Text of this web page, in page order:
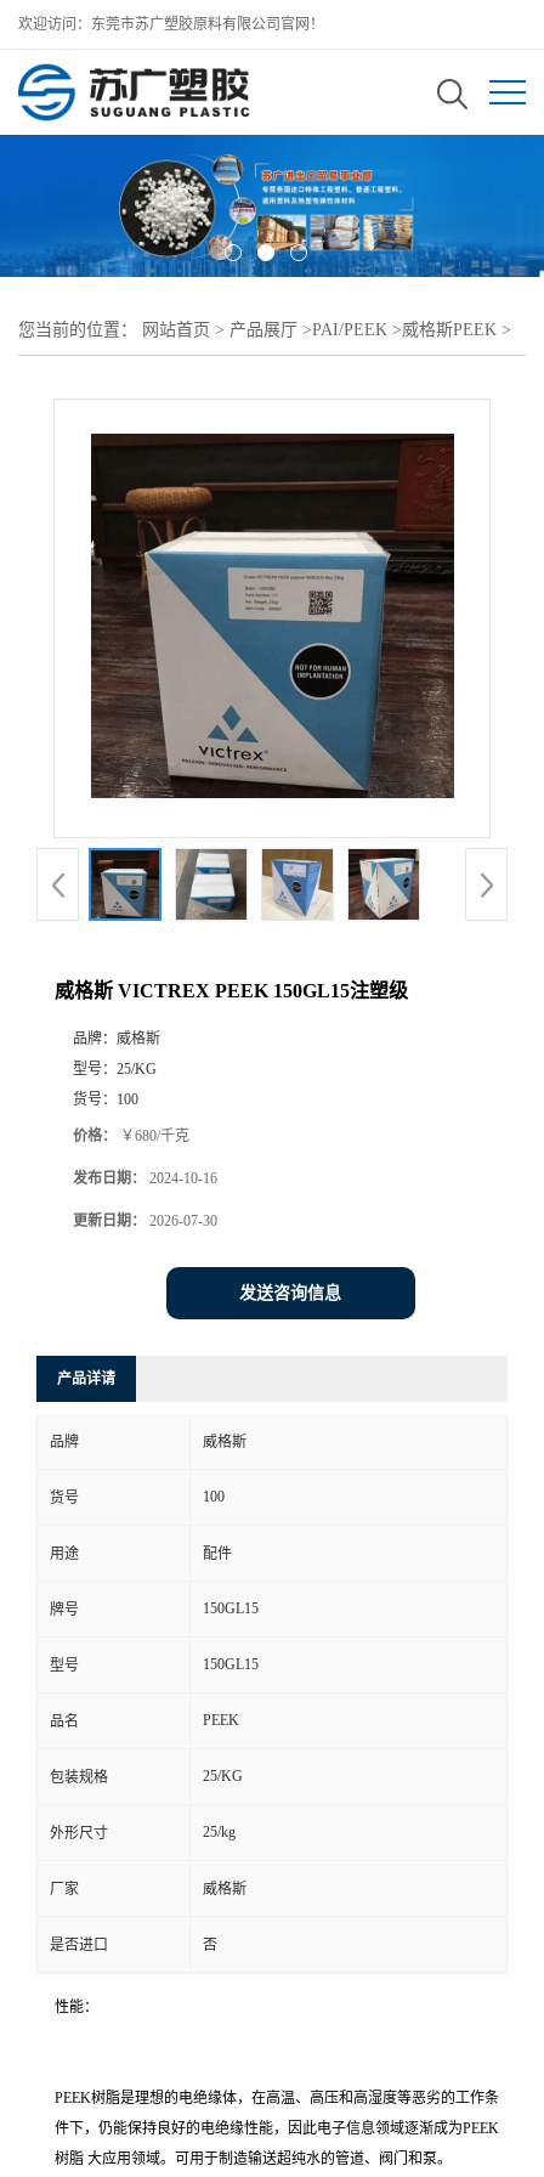
欢迎访问：东莞市苏广塑胶原料有限公司官网！
您当前的位置： 网站首页 > 产品展厅 >PAI/PEEK >威格斯PEEK >
威格斯 VICTREX PEEK 150GL15注塑级
品牌： 威格斯
型号： 25/KG
货号： 100
价格： ￥680/千克
发布日期： 2024-10-16
更新日期： 2026-07-30
发送咨询信息
产品详请
品牌 威格斯
货号 100
用途 配件
牌号 150GL15
型号 150GL15
品名 PEEK
包装规格 25/KG
外形尺寸 25/kg
厂家 威格斯
是否进口 否
性能：
PEEK树脂是理想的电绝缘体，在高温、高压和高湿度等恶劣的工作条
件下，仍能保持良好的电绝缘性能，因此电子信息领域逐渐成为PEEK
树脂 大应用领域。可用于制造输送超纯水的管道、阀门和泵。